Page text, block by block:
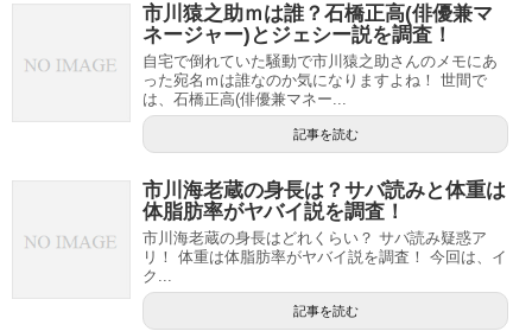
市川猿之助ｍは誰？石橋正高(俳優兼マ
ネージャー)とジェシー説を調査！
自宅で倒れていた騒動で市川猿之助さんのメモにあ
った宛名ｍは誰なのか気になりますよね！ 世間で
は、石橋正高(俳優兼マネー...
記事を読む
市川海老蔵の身長は？サバ読みと体重は
体脂肪率がヤバイ説を調査！
市川海老蔵の身長はどれくらい？ サバ読み疑惑ア
リ！ 体重は体脂肪率がヤバイ説を調査！ 今回は、イ
ク...
記事を読む